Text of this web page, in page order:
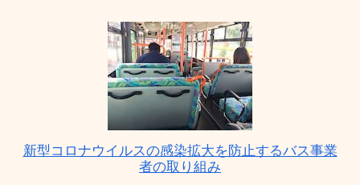
新型コロナウイルスの感染拡大を防止するバス事業
者の取り組み